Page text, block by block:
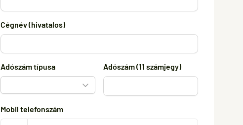
Cégnév (hivatalos)
Adószám típusa Adószám (11 számjegy)
Mobil telefonszám